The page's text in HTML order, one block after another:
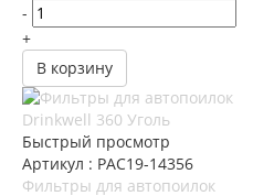
-
+
В корзину
Быстрый просмотр
Артикул : PAC19-14356
Фильтры для автопоилок